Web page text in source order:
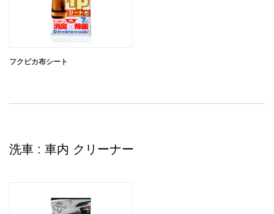
フクピカ布シート
洗車 : 車内 クリーナー